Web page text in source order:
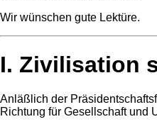
Wir wünschen gute Lektüre.
I. Zivilisation
Anläßlich der
Richtung für Gesellschaft und